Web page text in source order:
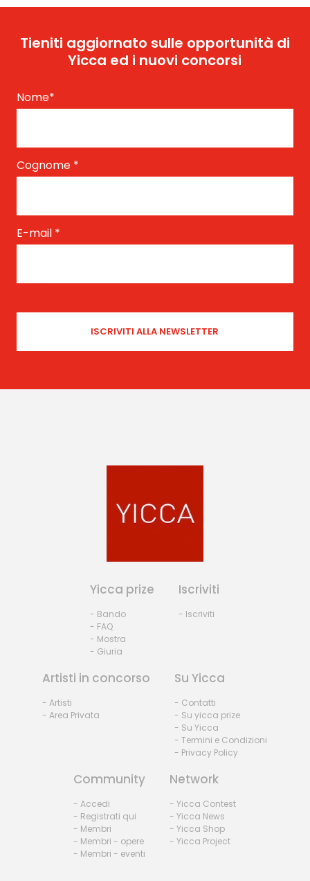
Tieniti aggiornato sulle opportunità di
Yicca ed i nuovi concorsi
Nome*
Cognome *
E-mail *
Yicca prize
- Bando
- FAQ
- Mostra
- Giuria
Iscriviti
- Iscriviti
Artisti in concorso
- Artisti
- Area Privata
Su Yicca
- Contatti
- Su yicca prize
- Su Yicca
- Termini e Condizioni
- Privacy Policy
Community
- Accedi
- Registrati qui
- Membri
- Membri - opere
- Membri - eventi
Network
- Yicca Contest
- Yicca News
- Yicca Shop
- Yicca Project